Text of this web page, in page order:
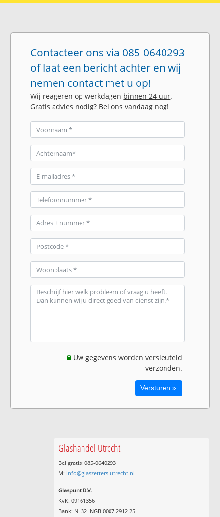
Contacteer ons via 085-0640293
of laat een bericht achter en wij
nemen contact met u op!
Wij reageren op werkdagen binnen 24 uur.
Gratis advies nodig? Bel ons vandaag nog!
Uw gegevens worden versleuteld
verzonden.
Glashandel Utrecht
Bel gratis: 085-0640293
M: info@glaszetters-utrecht.nl
Glaspunt B.V.
KvK: 09161356
Bank: NL32 INGB 0007 2912 25